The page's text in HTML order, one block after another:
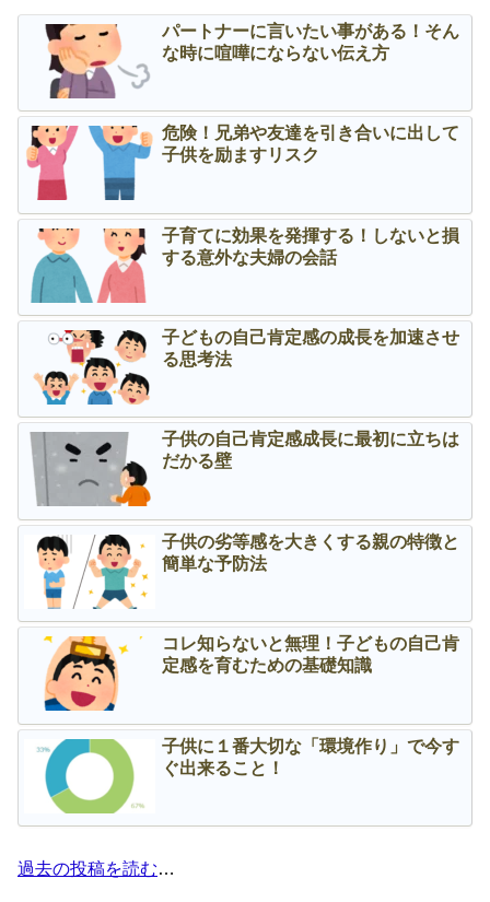
パートナーに言いたい事がある！そん
な時に喧嘩にならない伝え方
危険！兄弟や友達を引き合いに出して
子供を励ますリスク
子育てに効果を発揮する！しないと損
する意外な夫婦の会話
子どもの自己肯定感の成長を加速させ
る思考法
子供の自己肯定感成長に最初に立ちは
だかる壁
子供の劣等感を大きくする親の特徴と
簡単な予防法
コレ知らないと無理！子どもの自己肯
定感を育むための基礎知識
子供に１番大切な「環境作り」で今す
ぐ出来ること！
過去の投稿を読む…